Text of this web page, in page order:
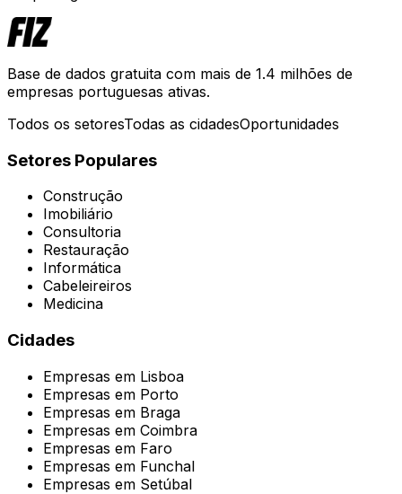
Base de dados gratuita com mais de 1.4 milhões de
empresas portuguesas ativas.
Todos os setoresTodas as cidadesOportunidades
Setores Populares
Construção
Imobiliário
Consultoria
Restauração
Informática
Cabeleireiros
Medicina
Cidades
Empresas em Lisboa
Empresas em Porto
Empresas em Braga
Empresas em Coimbra
Empresas em Faro
Empresas em Funchal
Empresas em Setúbal